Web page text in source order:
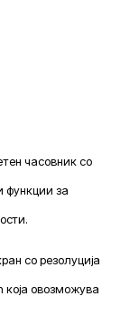
часовник со
функции за
со резолуција
која овозможува